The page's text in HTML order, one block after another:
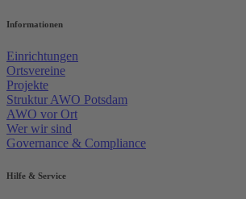
Informationen
Einrichtungen
Ortsvereine
Projekte
Struktur AWO Potsdam
AWO vor Ort
Wer wir sind
Governance & Compliance
Hilfe & Service